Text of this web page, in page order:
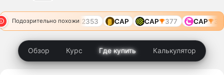
Подозрительно похожи
10729 CAP 12353 CAP CAP 377 CAP
Обзор Курс Где купить Калькулятор